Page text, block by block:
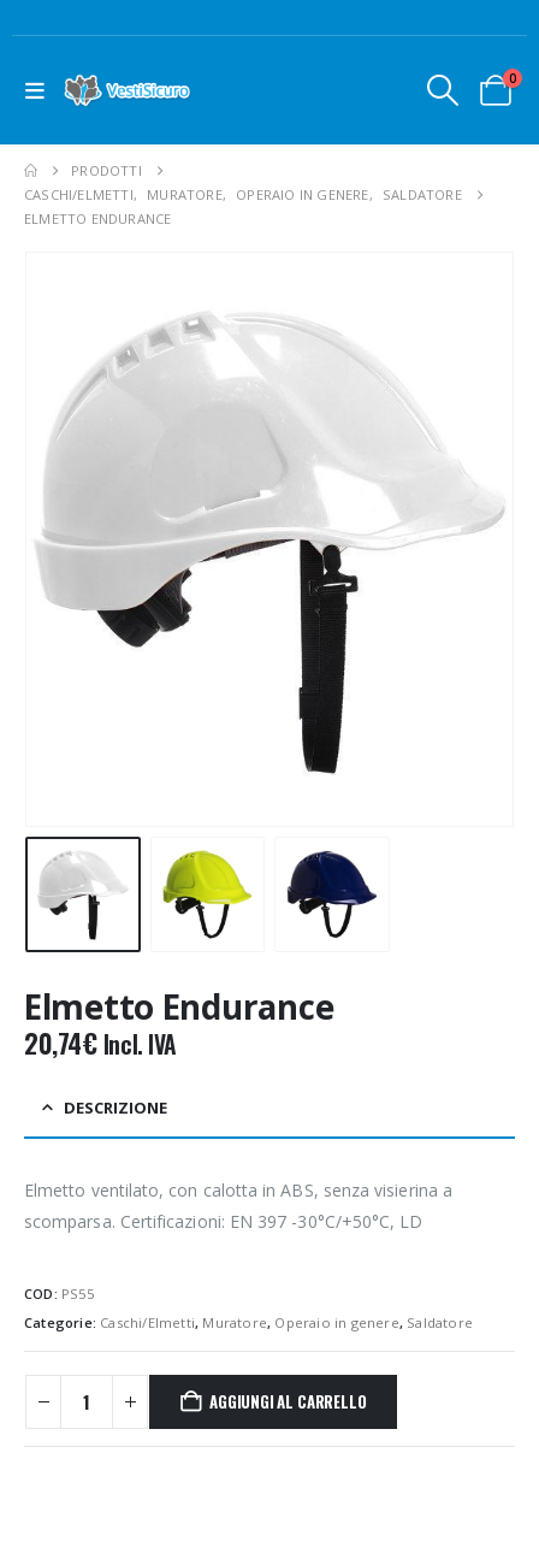
0
PRODOTTI
CASCHI/ELMETTI, MURATORE, OPERAIO IN GENERE,
SALDATORE
ELMETTO ENDURANCE
Elmetto Endurance
20,74€ Incl. IVA
DESCRIZIONE
Elmetto ventilato, con calotta in ABS, senza visierina a
scomparsa. Certificazioni: EN 397 -30°C/+50°C, LD
COD: PS55
Categorie: Caschi/Elmetti, Muratore, Operaio in genere, Saldatore
AGGIUNGI AL CARRELLO